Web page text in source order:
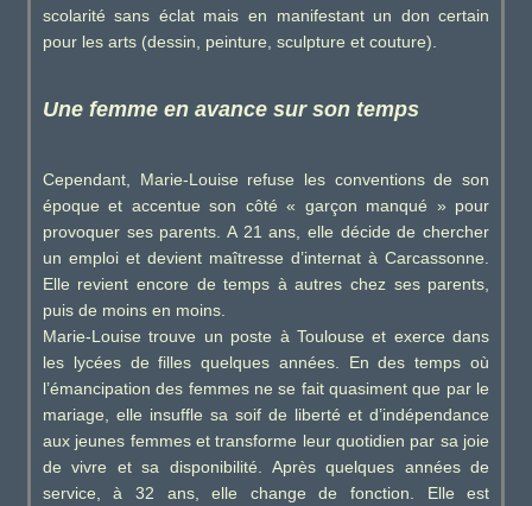
scolarité sans éclat mais en manifestant un don certain
pour les arts (dessin, peinture, sculpture et couture).
Une femme en avance sur son temps
Cependant, Marie-Louise refuse les conventions de son
époque et accentue son côté « garçon manqué » pour
provoquer ses parents. A 21 ans, elle décide de chercher
un emploi et devient maîtresse d’internat à Carcassonne.
Elle revient encore de temps à autres chez ses parents,
puis de moins en moins.
Marie-Louise trouve un poste à Toulouse et exerce dans
les lycées de filles quelques années. En des temps où
l’émancipation des femmes ne se fait quasiment que par le
mariage, elle insuffle sa soif de liberté et d’indépendance
aux jeunes femmes et transforme leur quotidien par sa joie
de vivre et sa disponibilité. Après quelques années de
service, à 32 ans, elle change de fonction. Elle est